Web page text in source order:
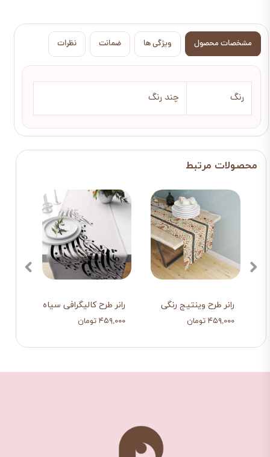
مشخصات محصول ویژگی ها ضمانت نظرات
رنگ چند رنگ
رانر طرح کالیگرافی سیاه سفید
۴۵۹,۰۰۰ تومان
رانر طرح وینتیج رنگی
۴۵۹,۰۰۰ تومان